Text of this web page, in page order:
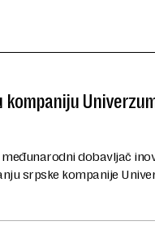
dobavljač
srpske kompanije